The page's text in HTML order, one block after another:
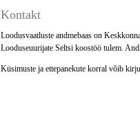
Kontakt
Loodusvaatluste andmebaas on
Looduseuurijate Seltsi koostöö tulem.
Küsimuste ja ettepanekute korral võib